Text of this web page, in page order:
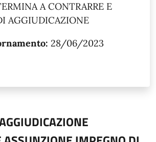
A CONTRARRE E
AGGIUDICAZIONE
28/06/2023